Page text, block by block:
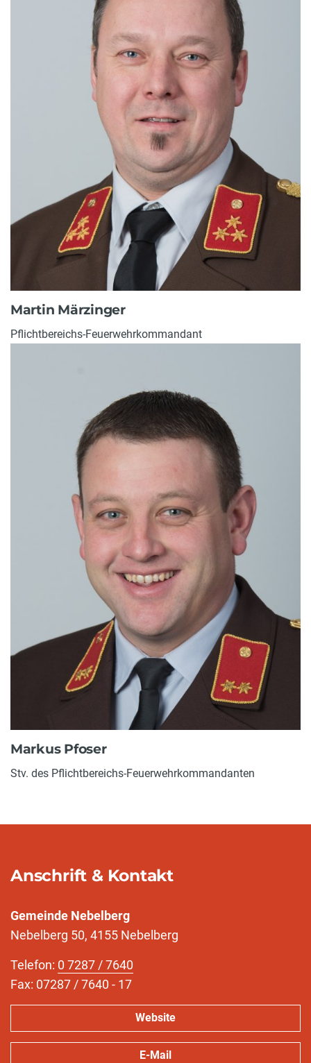
Martin Märzinger
Pflichtbereichs-Feuerwehrkommandant
Markus Pfoser
Stv. des Pflichtbereichs-Feuerwehrkommandanten
Anschrift & Kontakt
Gemeinde Nebelberg
Nebelberg 50, 4155 Nebelberg
Telefon: 0 7287 / 7640
Fax: 07287 / 7640 - 17
Website
E-Mail